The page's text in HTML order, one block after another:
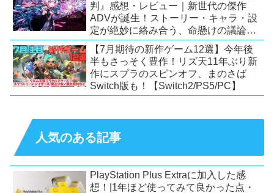
判』感想・レビュー｜新世代の傑作
ADVが誕生！ストーリー・キャラ・設
定が絶妙に絡み合う、命懸けの議論ミ
ステリー【PC/Switch】
【7月期待の新作ゲーム12選】今年後
半もさっそく豊作！リズ天11年ぶり新
作にスプラのスピンオフ、まのさば
Switch版も！【Switch2/PS5/PC】
人気のある記事
PlayStation Plus Extraに加入した感
想！|1年ほど使ってみて良かった点・